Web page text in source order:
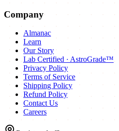
Company
Almanac
Learn
Our Story
Lab Certified · AstroGrade™
Privacy Policy
Terms of Service
Shipping Policy
Refund Policy
Contact Us
Careers